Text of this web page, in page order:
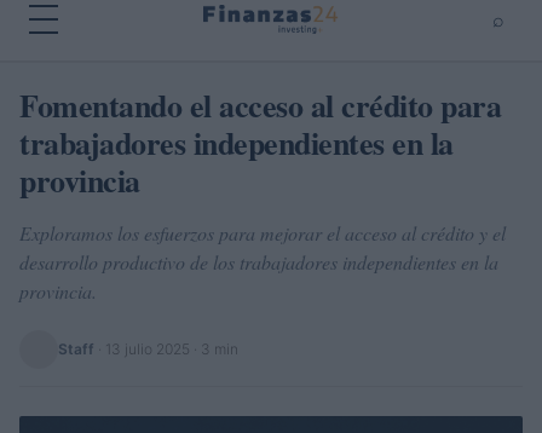
⌕
Buscar ⌕ ×
Fomentando el acceso al crédito para
trabajadores independientes en la
provincia
Exploramos los esfuerzos para mejorar el acceso al crédito y el
desarrollo productivo de los trabajadores independientes en la
provincia.
Staff 13 julio 2025 · 3 min